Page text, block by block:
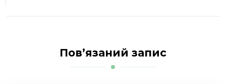
Пов’язаний запис